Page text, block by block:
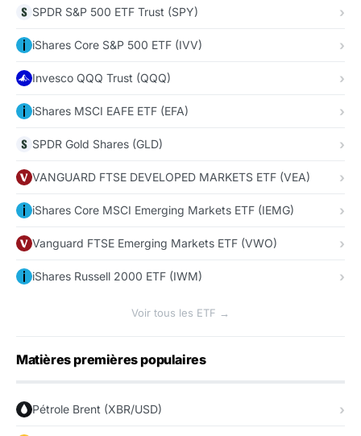
SPDR S&P 500 ETF Trust (SPY)
iShares Core S&P 500 ETF (IVV)
Invesco QQQ Trust (QQQ)
iShares MSCI EAFE ETF (EFA)
SPDR Gold Shares (GLD)
VANGUARD FTSE DEVELOPED MARKETS ETF (VEA)
iShares Core MSCI Emerging Markets ETF (IEMG)
Vanguard FTSE Emerging Markets ETF (VWO)
iShares Russell 2000 ETF (IWM)
Voir tous les ETF →
Matières premières populaires
Pétrole Brent (XBR/USD)